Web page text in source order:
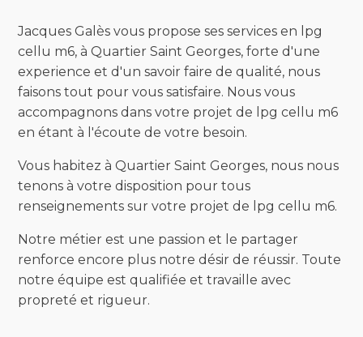
Jacques Galès vous propose ses services en lpg
cellu m6, à Quartier Saint Georges, forte d'une
experience et d'un savoir faire de qualité, nous
faisons tout pour vous satisfaire. Nous vous
accompagnons dans votre projet de lpg cellu m6
en étant à l'écoute de votre besoin.
Vous habitez à Quartier Saint Georges, nous nous
tenons à votre disposition pour tous
renseignements sur votre projet de lpg cellu m6.
Notre métier est une passion et le partager
renforce encore plus notre désir de réussir. Toute
notre équipe est qualifiée et travaille avec
propreté et rigueur.